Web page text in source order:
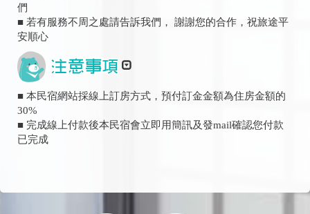
們
■ 若有服務不周之處請告訴我們， 謝謝您的合作，祝旅途平
安順心
■ 本民宿網站採線上訂房方式，預付訂金金額為住房金額的
30%
■ 完成線上付款後本民宿會立即用簡訊及發mail確認您付款
已完成